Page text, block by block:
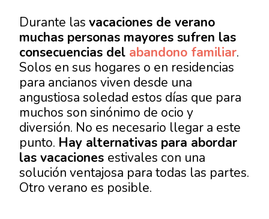
Durante lasvacaciones de verano
muchas personas mayores sufren las
consecuencias del abandono familiar.
Solos en sus hogares o en residencias
para ancianos viven desde una
angustiosa soledad estos días que para
muchos son sinónimo de ocio y
diversión. No es necesario llegar a este
punto. Hay alternativas para abordar
las vacaciones estivales con una
solución ventajosa para todas las partes.
Otro verano es posible.